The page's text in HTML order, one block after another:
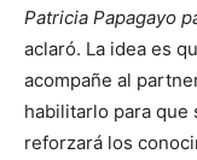
Patricia Papagayo
aclaró. La idea es
acompañe al
habilitarlo para que
reforzará los